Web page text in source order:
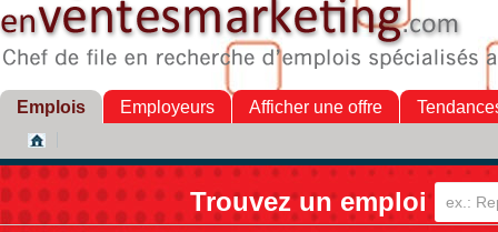
Emplois Employeurs Afficher une offre
Trouvez un emploi